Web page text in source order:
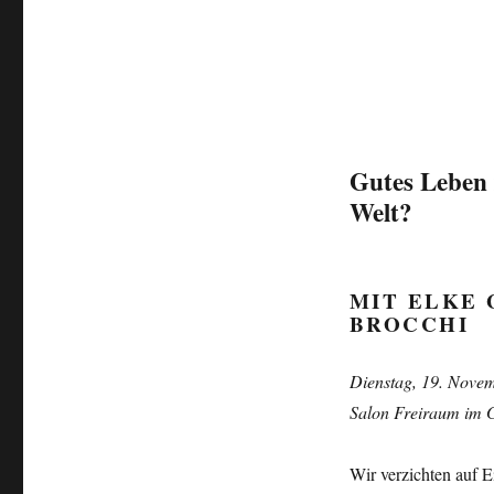
Gutes
Welt?
MIT ELKE
BROCCHI
Dienstag, 19.
Salon Freiraum im
Wir verzichten auf